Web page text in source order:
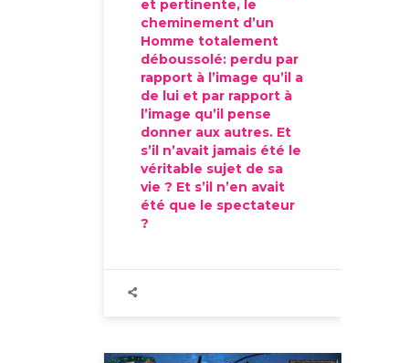
et pertinente, le
cheminement d’un
Homme totalement
déboussolé: perdu par
rapport à l’image qu’il a
de lui et par rapport à
l’image qu’il pense
donner aux autres. Et
s’il n’avait jamais été le
véritable sujet de sa
vie ? Et s’il n’en avait
été que le spectateur
?